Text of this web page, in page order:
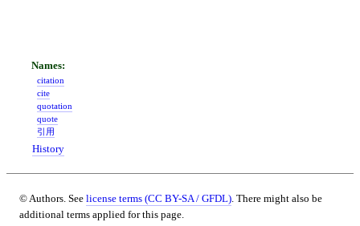
citation
cite
quotation
quote
引用
History
© Authors. See license terms (CC BY-SA / GFDL) . There might also be
additional terms applied for this page.